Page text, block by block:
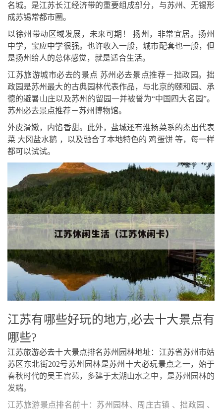
名城。是江苏长江经济带的重要组成部分，与苏州、无锡形
成苏锡常都市圈。
以徐州带动区域发展，未来可期！ 扬州，非常宜居。扬州
中学，宝应中学很强。也许收入一般，城市配套也一般，但
是扬州给人的总体感觉，就是适合生活。
江苏旅游城市必去的景点 苏州必去景点推荐－拙政园。拙
政园是苏州最大的古典园林代表作品，与北京的颐和园、承
德的避暑山庄以及苏州的留园一并被誉为“中国四大名园”。
苏州必去景点推荐－苏州博物馆。
外皮滑嫩，内馅香甜。此外，盐城还有淮扬菜系的杰出代表
菜 大冈盐水鹅 ，以及融合了本地特色的 鸡蛋饼 等，每一样
都可以试试。
江苏有哪些好玩的地方,必去十大景点有
哪些?
江苏旅游必去十大景点排名苏州园林地址：江苏省苏州市姑
苏区东北街202号苏州园林是苏州十大必玩景点之一，始于
春秋时代的吴王宫苑，多建于太湖山水之中，是苏州园林的
发端。
江苏旅游景点排名前十：苏州园林、周庄古镇 、拙政园 、